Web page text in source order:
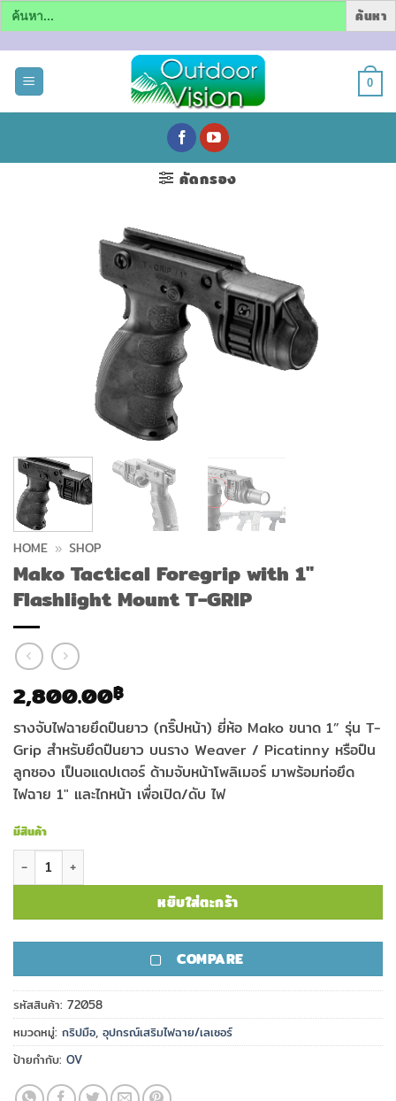
Search
for:
0
คัดกรอง
HOME » SHOP
Mako Tactical Foregrip with 1″
Flashlight Mount T-GRIP
2,800.00฿
รางจับไฟฉายยึดปืนยาว (กริ๊ปหน้า) ยี่ห้อ Mako ขนาด 1” รุ่น T-
Grip สำหรับยึดปืนยาว บนราง Weaver / Picatinny หรือปืน
ลูกซอง เป็นอแดปเตอร์ ด้ามจับหน้าโพลิเมอร์ มาพร้อมท่อยึด
ไฟฉาย 1″ และไกหน้า เพื่อเปิด/ดับ ไฟ
มีสินค้า
จำนวน Mako Tactical Foregrip with 1" Flashlight Mount T-
หยิบใส่ตะกร้า
COMPARE
รหัสสินค้า: 72058
หมวดหมู่: กริปมือ, อุปกรณ์เสริมไฟฉาย/เลเซอร์
ป้ายกำกับ: OV